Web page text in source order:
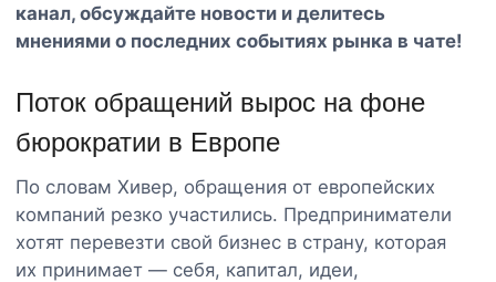
канал, обсуждайте новости и делитесь
мнениями о последних событиях рынка в чате!
Поток обращений вырос на фоне
бюрократии в Европе
По словам Хивер, обращения от европейских
компаний резко участились. Предприниматели
хотят перевезти свой бизнес в страну, которая
их принимает — себя, капитал, идеи,